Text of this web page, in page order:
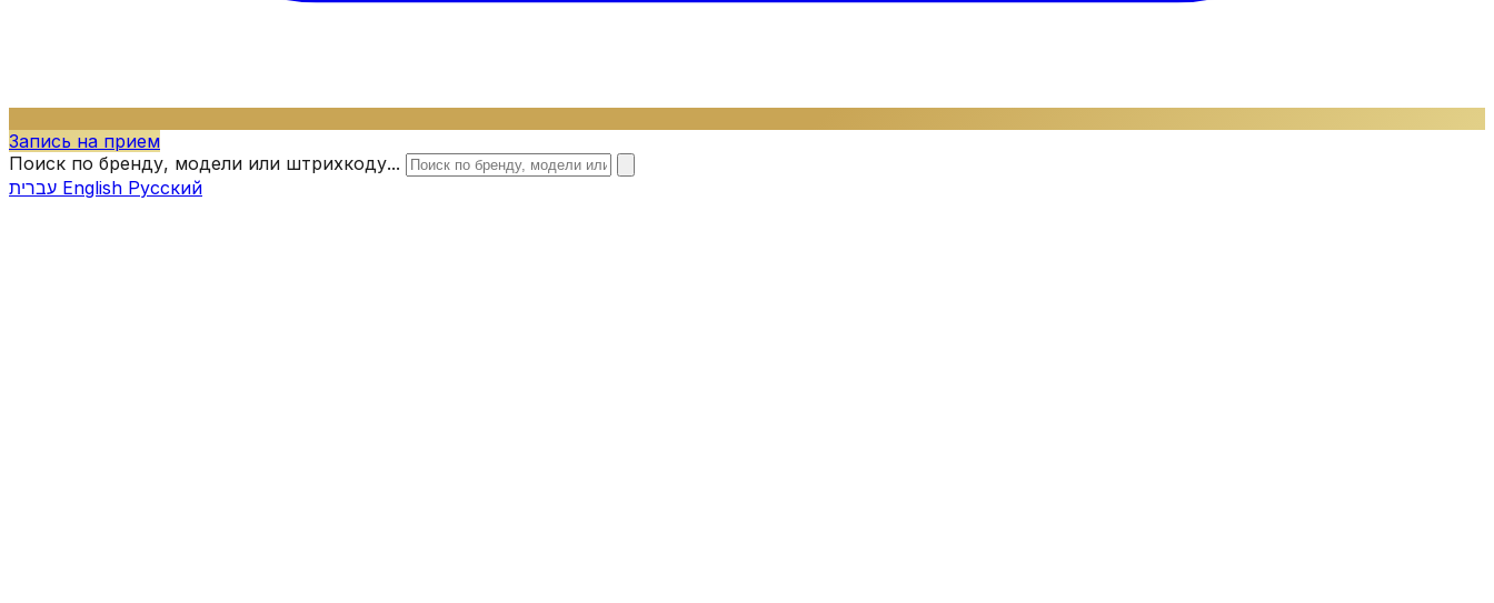
Запись на прием
Поиск по бренду, модели или штрихкоду...
English Русский